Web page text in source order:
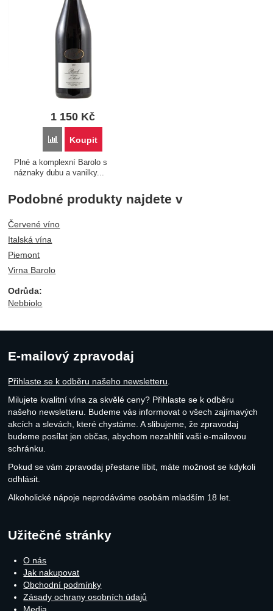
1 150 Kč
Porovnat
Koupit
Plné a komplexní Barolo s
náznaky dubu a vanilky...
Podobné produkty najdete v
Červené víno
Italská vína
Piemont
Virna Barolo
Odrůda:
Nebbiolo
E-mailový zpravodaj
Přihlaste se k odběru našeho newsletteru
Milujete kvalitní vína za skvělé ceny? Přihlaste se k odběru
našeho newsletteru. Budeme vás informovat o všech zajímavých
akcích a slevách, které chystáme. A slibujeme, že zpravodaj
budeme posílat jen občas, abychom nezahltili vaši e-mailovou
schránku.
Pokud se vám zpravodaj přestane líbit, máte možnost se kdykoli
odhlásit.
Alkoholické nápoje neprodáváme osobám mladším 18 let.
Užitečné stránky
O nás
Jak nakupovat
Obchodní podmínky
Zásady ochrany osobních údajů